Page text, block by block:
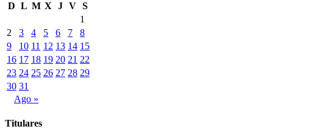
D L M X J V S
1
2
3 4 5 6 7
8
9
10 11 12 13 14 15
16 17 18 19 20 21 22
23 24 25 26 27 28 29
30 31
Ago »
Titulares